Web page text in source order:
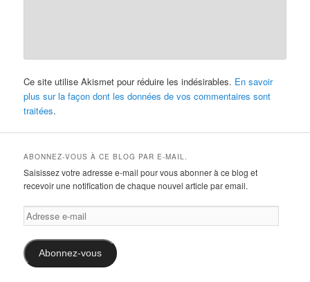
Ce site utilise Akismet pour réduire les indésirables. En savoir
plus sur la façon dont les données de vos commentaires sont
traitées.
ABONNEZ-VOUS À CE BLOG PAR E-MAIL.
Saisissez votre adresse e-mail pour vous abonner à ce blog et
recevoir une notification de chaque nouvel article par email.
Adresse
e-
mail
Abonnez-vous